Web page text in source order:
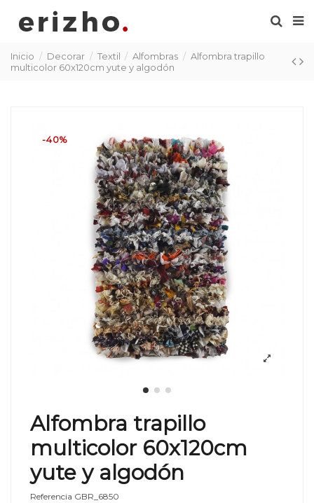
Inicio Decorar Textil Alfombras
Alfombra trapillo
multicolor 60x120cm yute y algodón
-40%
Alfombra trapillo
multicolor 60x120cm
yute y algodón
Referencia GBR_6850